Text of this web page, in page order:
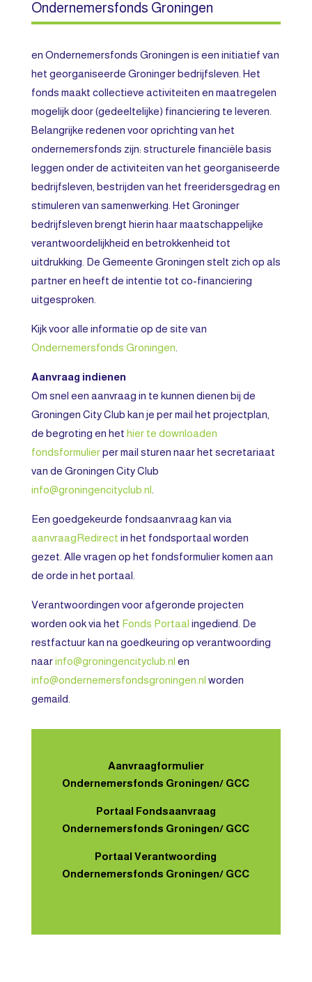
Ondernemersfonds Groningen
en Ondernemersfonds Groningen is een initiatief van
het georganiseerde Groninger bedrijfsleven. Het
fonds maakt collectieve activiteiten en maatregelen
mogelijk door (gedeeltelijke) financiering te leveren.
Belangrijke redenen voor oprichting van het
ondernemersfonds zijn: structurele financiële basis
leggen onder de activiteiten van het georganiseerde
bedrijfsleven, bestrijden van het freeridersgedrag en
stimuleren van samenwerking. Het Groninger
bedrijfsleven brengt hierin haar maatschappelijke
verantwoordelijkheid en betrokkenheid tot
uitdrukking. De Gemeente Groningen stelt zich op als
partner en heeft de intentie tot co-financiering
uitgesproken.
Kijk voor alle informatie op de site van
Ondernemersfonds Groningen
Aanvraag indienen
Om snel een aanvraag in te kunnen dienen bij de
Groningen City Club kan je per mail het projectplan,
de begroting en het hier te downloaden
fondsformulierper mail sturen naar het secretariaat
van de Groningen City Club
info@groningencityclub.nl
Een goedgekeurde fondsaanvraag kan via
aanvraagRedirect in het fondsportaal worden
gezet. Alle vragen op het fondsformulier komen aan
de orde in het portaal.
Verantwoordingen voor afgeronde projecten
worden ook via het Fonds Portaal ingediend. De
restfactuur kan na goedkeuring op verantwoording
naarinfo@groningencityclub.nl en
info@ondernemersfondsgroningen.nl worden
gemaild.
Aanvraagformulier
Ondernemersfonds Groningen/ GCC
Portaal Fondsaanvraag
Ondernemersfonds Groningen/ GCC
Portaal Verantwoording
Ondernemersfonds Groningen/ GCC